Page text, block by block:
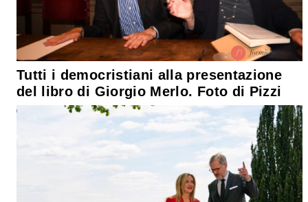
Tutti i democristiani alla presentazione
del libro di Giorgio Merlo. Foto di Pizzi